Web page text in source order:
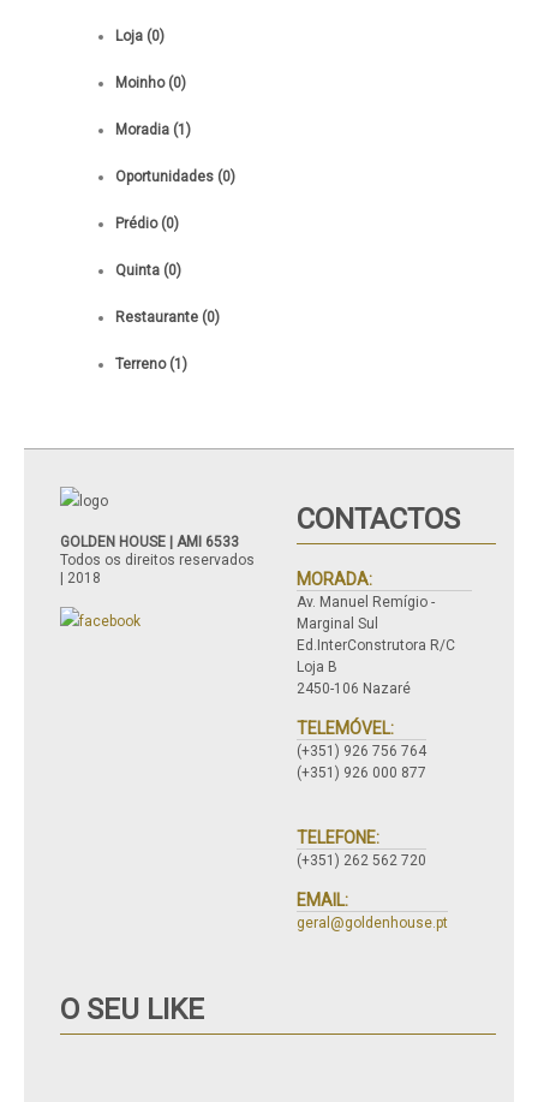
Loja (0)
Moinho (0)
Moradia (1)
Oportunidades (0)
Prédio (0)
Quinta (0)
Restaurante (0)
Terreno (1)
GOLDEN HOUSE | AMI 6533
Todos os direitos reservados
| 2018
CONTACTOS
MORADA:
Av. Manuel Remígio -
Marginal Sul
Ed.InterConstrutora R/C
Loja B
2450-106 Nazaré
TELEMÓVEL:
(+351) 926 756 764
(+351) 926 000 877
TELEFONE:
(+351) 262 562 720
EMAIL:
geral@goldenhouse.pt
O SEU LIKE